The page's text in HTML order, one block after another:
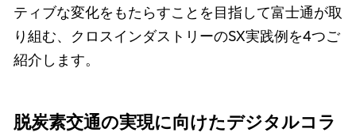
ティブな変化をもたらすことを目指して富士通が取
り組む、クロスインダストリーのSX実践例を4つご
紹介します。
脱炭素交通の実現に向けたデジタルコラ